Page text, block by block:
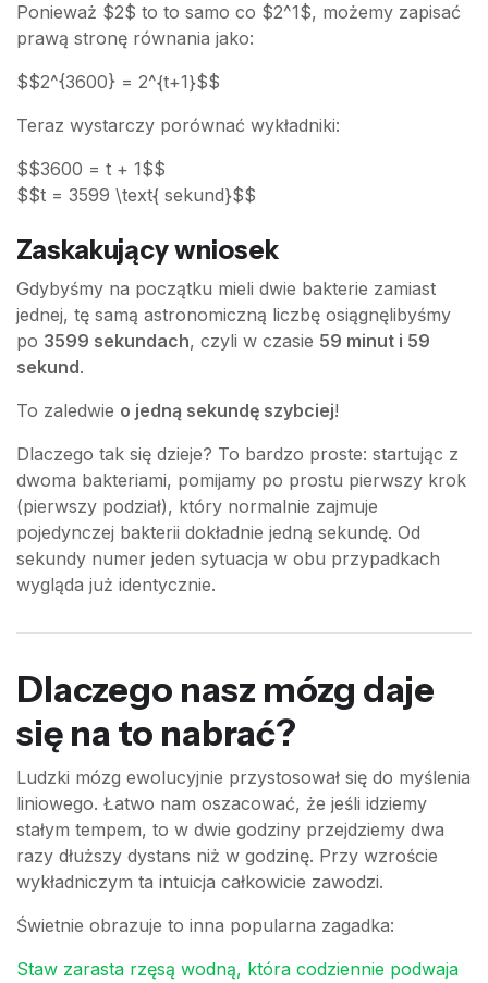
Ponieważ $2$ to to samo co $2^1$, możemy zapisać
prawą stronę równania jako:
$$2^{3600} = 2^{t+1}$$
Teraz wystarczy porównać wykładniki:
$$3600 = t + 1$$
$$t = 3599 \text{ sekund}$$
Zaskakujący wniosek
Gdybyśmy na początku mieli dwie bakterie zamiast
jednej, tę samą astronomiczną liczbę osiągnęlibyśmy
po 3599 sekundach, czyli w czasie 59 minut i 59
sekund.
To zaledwie o jedną sekundę szybciej!
Dlaczego tak się dzieje? To bardzo proste: startując z
dwoma bakteriami, pomijamy po prostu pierwszy krok
(pierwszy podział), który normalnie zajmuje
pojedynczej bakterii dokładnie jedną sekundę. Od
sekundy numer jeden sytuacja w obu przypadkach
wygląda już identycznie.
Dlaczego nasz mózg daje
się na to nabrać?
Ludzki mózg ewolucyjnie przystosował się do myślenia
liniowego. Łatwo nam oszacować, że jeśli idziemy
stałym tempem, to w dwie godziny przejdziemy dwa
razy dłuższy dystans niż w godzinę. Przy wzroście
wykładniczym ta intuicja całkowicie zawodzi.
Świetnie obrazuje to inna popularna zagadka:
Staw zarasta rzęsą wodną, która codziennie podwaja